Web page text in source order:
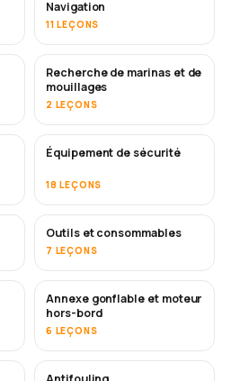
Navigation
11 LEÇONS
Recherche de marinas et de
mouillages
2 LEÇONS
Équipement de sécurité
18 LEÇONS
Outils et consommables
7 LEÇONS
Annexe gonflable et moteur
hors-bord
6 LEÇONS
BIENTÔT